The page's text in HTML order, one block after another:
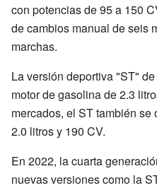
con potencias de 95 a 150
de cambios manual de seis
marchas.
La versión deportiva "ST"
motor de gasolina de 2.3
mercados, el ST también
2.0 litros y 190 CV.
En 2022, la cuarta
nuevas versiones como la